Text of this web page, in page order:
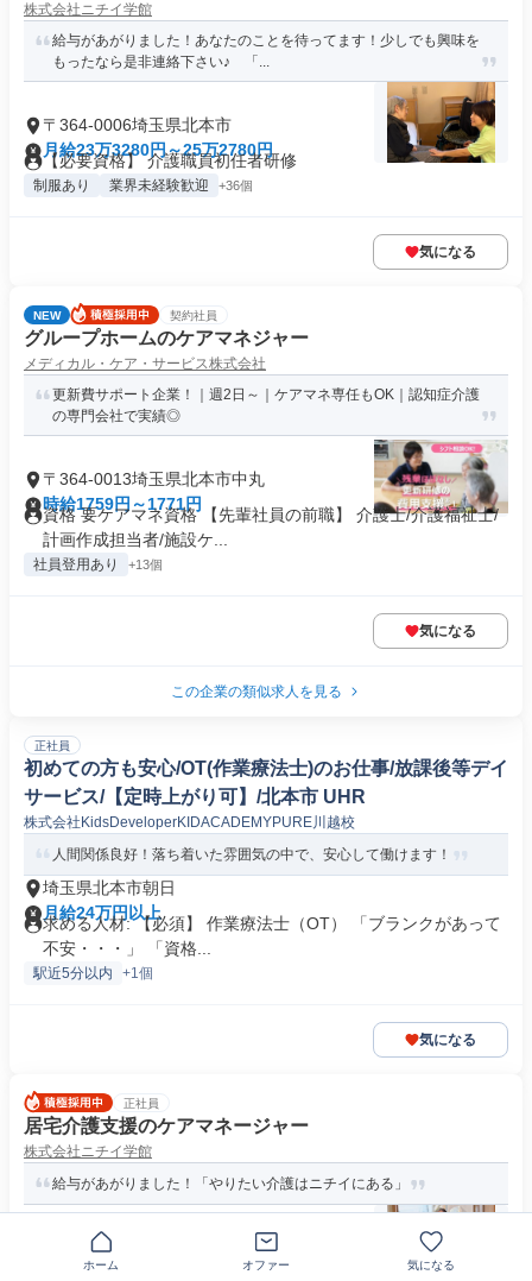
株式会社ニチイ学館
給与があがりました！あなたのことを待ってます！少しでも興味を
もったなら是非連絡下さい♪ 「...
〒364-0006埼玉県北本市
月給23万3280円～25万2780円
【必要資格】 介護職員初任者研修
制服あり 業界未経験歓迎 +36個
気になる
NEW 契約社員
グループホームのケアマネジャー
メディカル・ケア・サービス株式会社
更新費サポート企業！｜週2日～｜ケアマネ専任もOK｜認知症介護
の専門会社で実績◎
〒364-0013埼玉県北本市中丸
時給1759円～1771円
資格 要ケアマネ資格 【先輩社員の前職】 介護士/介護福祉士/
計画作成担当者/施設ケ...
社員登用あり +13個
気になる
この企業の類似求人を見る
正社員
初めての方も安心/OT(作業療法士)のお仕事/放課後等デイ
サービス/【定時上がり可】/北本市 UHR
株式会社KidsDeveloperKIDACADEMYPURE川越校
人間関係良好！落ち着いた雰囲気の中で、安心して働けます！
埼玉県北本市朝日
月給24万円以上
求める人材: 【必須】 作業療法士（OT） 「ブランクがあって
不安・・・」 「資格...
駅近5分以内 +1個
気になる
正社員
居宅介護支援のケアマネージャー
株式会社ニチイ学館
給与があがりました！「やりたい介護はニチイにある」
〒364-0006埼玉県北本市
月給28万4850円～29万4850円
ホーム オファー 気になる